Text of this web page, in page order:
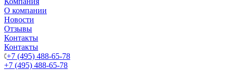
О компании
Новости
Отзывы
Контакты
Контакты
+7 (495) 488-65-78
+7 (495) 488-65-78